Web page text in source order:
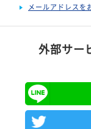
メールアドレスを
外部サー